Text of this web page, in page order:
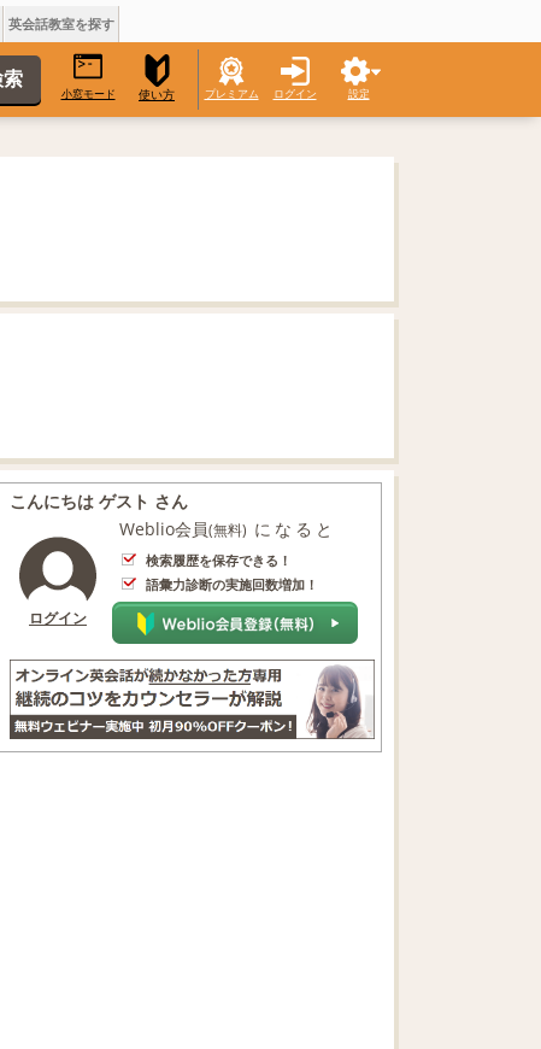
英会話教室を探す
小窓モード 使い方 プレミアム ログイン 設定
こんにちは ゲスト さん
ログイン
Weblio会員(無料) になると
検索履歴を保存できる！
語彙力診断の実施回数増加！